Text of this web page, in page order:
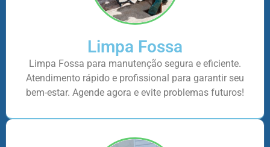
Limpa Fossa
Limpa Fossa para manutenção segura e eficiente.
Atendimento rápido e profissional para garantir seu
bem-estar. Agende agora e evite problemas futuros!